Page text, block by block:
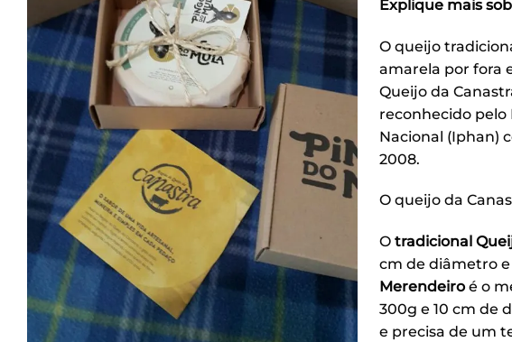
Explique mais
O queijo
amarela por fora
Queijo da
reconhecido
Nacional (Iphan)
2008.
O queijo da
O tradicional
cm de diâmetro e
Merendeiroé o
300g e 10 cm de
e precisa de um